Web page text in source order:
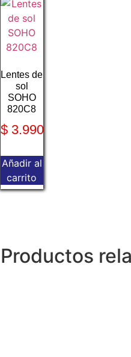
Lentes de
sol
SOHO
820C8
$ 3.990
Añadir al
carrito
Productos